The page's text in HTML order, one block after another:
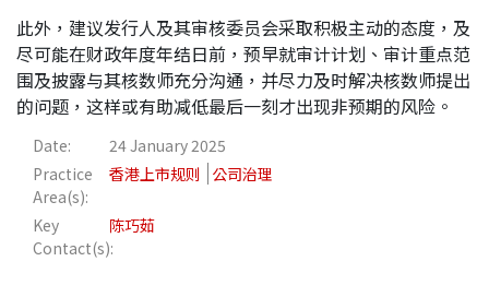
此外，建议发行人及其审核委员会采取积极主动的态度，及
尽可能在财政年度年结日前，预早就审计计划、审计重点范
围及披露与其核数师充分沟通，并尽力及时解决核数师提出
的问题，这样或有助减低最后一刻才出现非预期的风险。
Date:
24 January 2025
Practice
Area(s):
香港上市规则 公司治理
Key
Contact(s):
陈巧茹